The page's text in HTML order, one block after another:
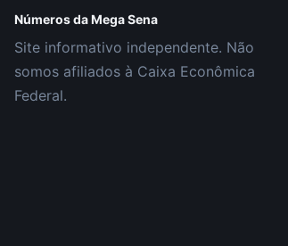
Números da Mega Sena
Site informativo independente. Não
somos afiliados à Caixa Econômica
Federal.